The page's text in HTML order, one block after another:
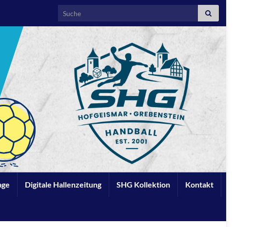
Search for:
Digitale Hallenzeitung SHG Kollektion Kontakt